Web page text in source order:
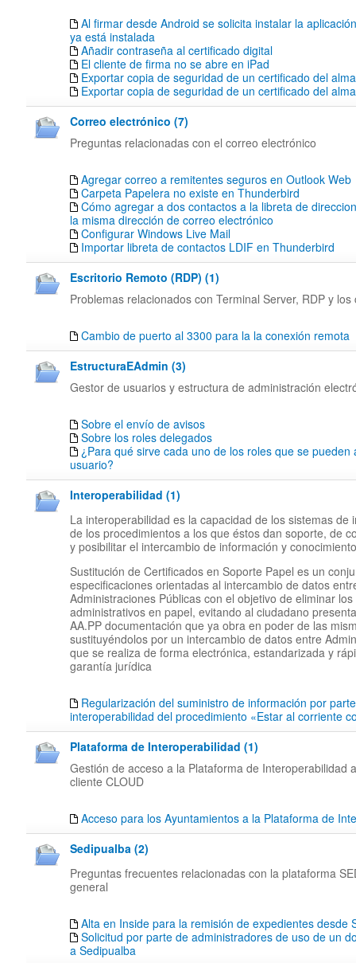
Al firmar desde Android se solicita instalar la
ya está instalada
Añadir contraseña al certificado digital
El cliente de firma no se abre en iPad
Exportar copia de seguridad de un certificado del
Exportar copia de seguridad de un certificado del
Correo electrónico (7)
Preguntas relacionadas con el correo electrónico
Agregar correo a remitentes seguros en Outlook Web
Carpeta Papelera no existe en Thunderbird
Cómo agregar a dos contactos a la libreta de
la misma dirección de correo electrónico
Configurar Windows Live Mail
Importar libreta de contactos LDIF en Thunderbird
Escritorio Remoto (RDP) (1)
Problemas relacionados con Terminal Server, RDP y los
Cambio de puerto al 3300 para la la conexión remota
EstructuraEAdmin (3)
Gestor de usuarios y estructura de administración
Sobre el envío de avisos
Sobre los roles delegados
¿Para qué sirve cada uno de los roles que se pueden
usuario?
Interoperabilidad (1)
La interoperabilidad es la capacidad de los sistemas de
de los procedimientos a los que éstos dan soporte, de
y posibilitar el intercambio de información y
Sustitución de Certificados en Soporte Papel es un
especificaciones orientadas al intercambio de datos
Administraciones Públicas con el objetivo de eliminar
administrativos en papel, evitando al ciudadano
AA.PP documentación que ya obra en poder de las
sustituyéndolos por un intercambio de datos entre
que se realiza de forma electrónica, estandarizada y
garantía jurídica
Regularización del suministro de información por
interoperabilidad del procedimiento «Estar al corriente
Plataforma de Interoperabilidad (1)
Gestión de acceso a la Plataforma de Interoperabilidad
cliente CLOUD
Acceso para los Ayuntamientos a la Plataforma de
Sedipualba (2)
Preguntas frecuentes relacionadas con la plataforma
general
Alta en Inside para la remisión de expedientes desde
Solicitud por parte de administradores de uso de un
a Sedipualba